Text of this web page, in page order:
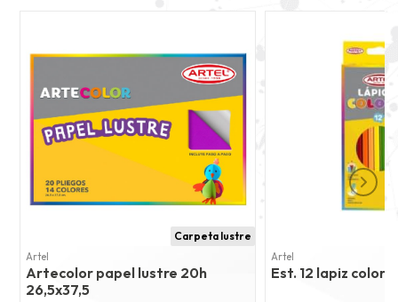
Carpeta lustre
Artel
Artecolor papel lustre 20h
26,5x37,5
Artel
Est. 12 lapiz